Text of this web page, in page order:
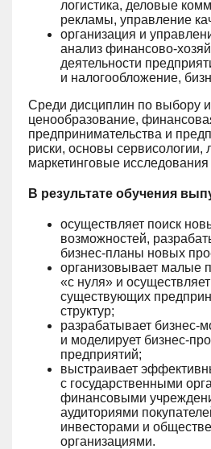
логистика, деловые
рекламы, управление
организация и
анализ финансово-
деятельности
и налогообложение,
Среди дисциплин по выбору
ценообразование,
предпринимательства и
риски, основы сервисологии,
маркетинговые исследования
В результате обучения
осуществляет поиск
возможностей,
бизнес-планы новых
организовывает малые
«с нуля» и
существующих
структур;
разрабатывает бизнес-
и моделирует бизнес-
предприятий;
выстраивает
с государственными
финансовыми
аудиториями
инвесторами и
организациями.